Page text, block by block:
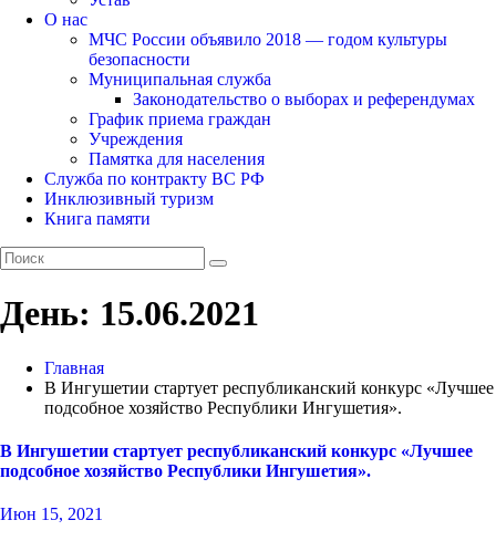
О нас
МЧС России объявило 2018 — годом культуры
безопасности
Муниципальная служба
Законодательство о выборах и референдумах
График приема граждан
Учреждения
Памятка для населения
Служба по контракту ВС РФ
Инклюзивный туризм
Книга памяти
День: 15.06.2021
Главная
В Ингушетии стартует республиканский конкурс «Лучшее
подсобное хозяйство Республики Ингушетия».
В Ингушетии стартует республиканский конкурс «Лучшее
подсобное хозяйство Республики Ингушетия».
Июн 15, 2021